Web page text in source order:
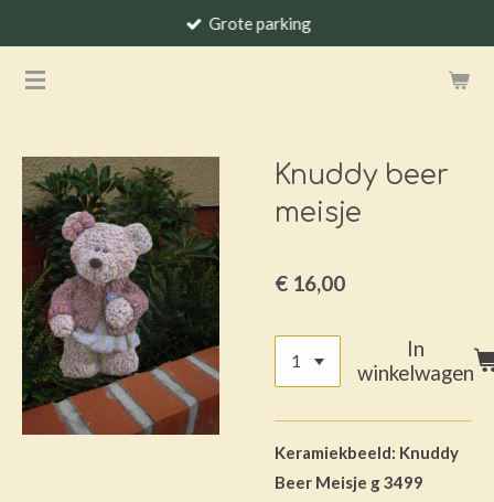
naar
Grote parking
Knuddy beer
meisje
€ 16,00
In
winkelwagen
Keramiekbeeld: Knuddy
Beer Meisje g 3499